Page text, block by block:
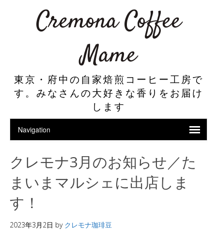
Cremona Coffee
Mame
東京・府中の自家焙煎コーヒー工房で
す。みなさんの大好きな香りをお届け
します
クレモナ3月のお知らせ／た
まいまマルシェに出店しま
す！
2023年3月2日 by クレモナ珈琲豆